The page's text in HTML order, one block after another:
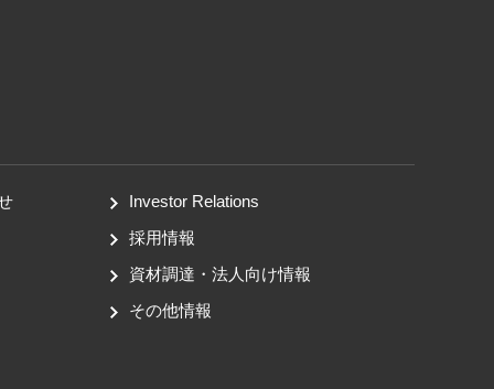
Investor Relations
採用情報
資材調達・法人向け情報
その他情報